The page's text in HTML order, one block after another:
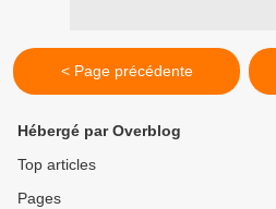
< Page précédente
Hébergé par Overblog
Top articles
Pages